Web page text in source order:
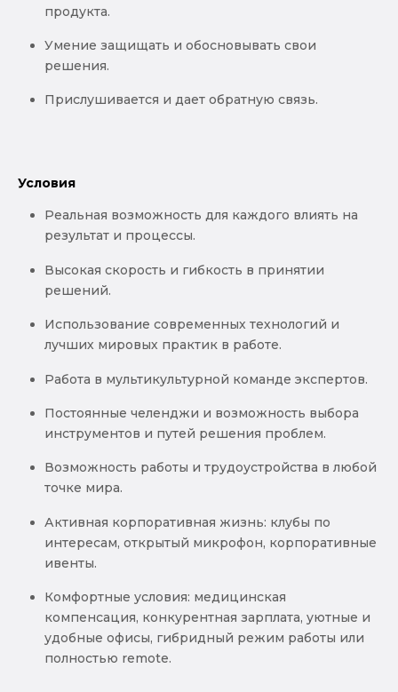
продукта.
Умение защищать и обосновывать свои
решения.
Прислушивается и дает обратную связь.
Условия
Реальная возможность для каждого влиять на
результат и процессы.
Высокая скорость и гибкость в принятии
решений.
Использование современных технологий и
лучших мировых практик в работе.
Работа в мультикультурной команде экспертов.
Постоянные челенджи и возможность выбора
инструментов и путей решения проблем.
Возможность работы и трудоустройства в любой
точке мира.
Активная корпоративная жизнь: клубы по
интересам, открытый микрофон, корпоративные
ивенты.
Комфортные условия: медицинская
компенсация, конкурентная зарплата, уютные и
удобные офисы, гибридный режим работы или
полностью remote.